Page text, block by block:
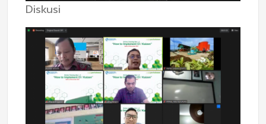
Diskusi